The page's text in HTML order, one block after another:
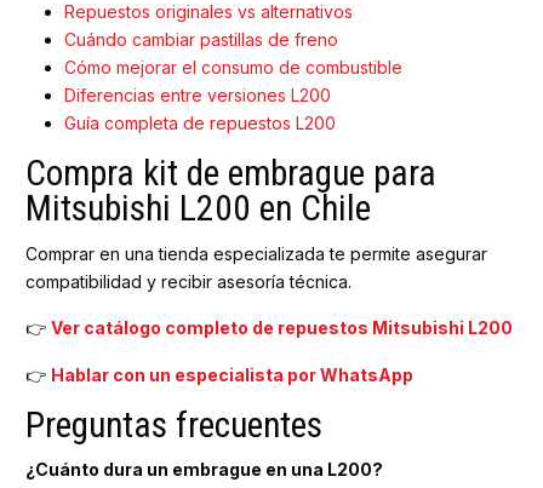
Repuestos originales vs alternativos
Cuándo cambiar pastillas de freno
Cómo mejorar el consumo de combustible
Diferencias entre versiones L200
Guía completa de repuestos L200
Compra kit de embrague para
Mitsubishi L200 en Chile
Comprar en una tienda especializada te permite asegurar
compatibilidad y recibir asesoría técnica.
👉 Ver catálogo completo de repuestos Mitsubishi L200
👉 Hablar con un especialista por WhatsApp
Preguntas frecuentes
¿Cuánto dura un embrague en una L200?